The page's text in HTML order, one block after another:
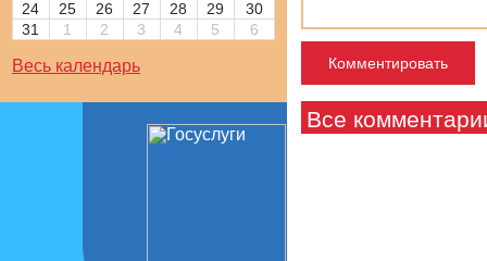
24
25 26 27 28 29
30
31
1 2 3 4 5 6
Весь календарь
Все